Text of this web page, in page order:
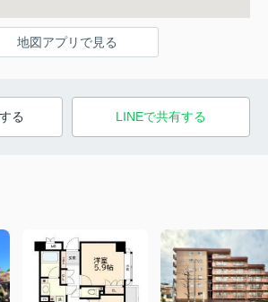
地図アプリで見る
る LINEで共有する